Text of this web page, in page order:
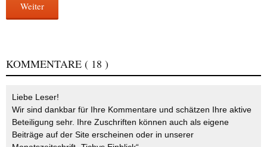
Weiter
KOMMENTARE ( 18 )
Liebe Leser!
Wir sind dankbar für Ihre Kommentare und schätzen Ihre aktive
Beteiligung sehr. Ihre Zuschriften können auch als eigene
Beiträge auf der Site erscheinen oder in unserer